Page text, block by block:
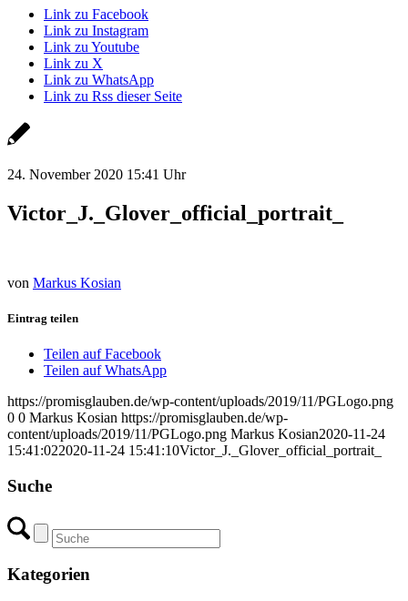
Link zu Facebook
Link zu Instagram
Link zu Youtube
Link zu X
Link zu WhatsApp
Link zu Rss dieser Seite
24. November 2020 15:41 Uhr
Victor_J._Glover_official_portrait_
von Markus Kosian
Eintrag teilen
Teilen auf Facebook
Teilen auf WhatsApp
https://promisglauben.de/wp-content/uploads/2019/11/PGLogo.png
0 0 Markus Kosian https://promisglauben.de/wp-
content/uploads/2019/11/PGLogo.png Markus Kosian2020-11-24
15:41:022020-11-24 15:41:10Victor_J._Glover_official_portrait_
Suche
Kategorien